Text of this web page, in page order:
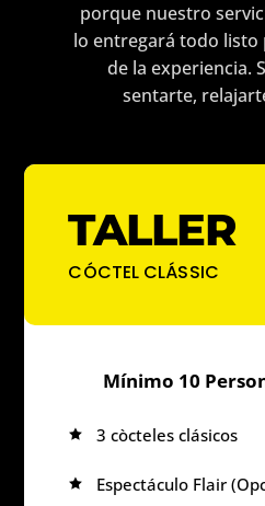
porque nuestro
lo entregará todo
de la experiencia.
sentarte,
TALLER
CÓCTEL CLÁSSIC
Mínimo 10
 3 còcteles clásicos
 Espectáculo Flair